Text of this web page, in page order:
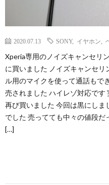
2020.07.13 SONY, イヤホン
Xperia専用のノイズキャンセリ
に買いました ノイズキャンセ
ル用のマイクを使って通話もで
売されました ハイレゾ対応で
再び買いました 今回は黒にしま
でした 売ってても中々の値段
[…]